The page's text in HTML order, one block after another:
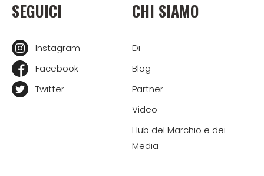
SEGUICI
Instagram
Facebook
Twitter
CHI SIAMO
Di
Blog
Partner
Video
Hub del Marchio e dei
Media